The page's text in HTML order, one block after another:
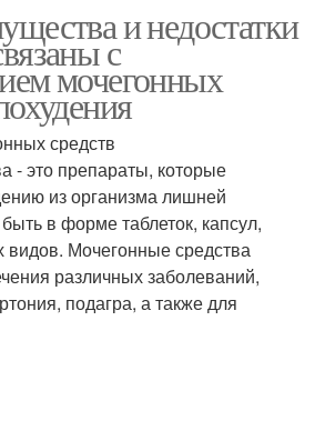
и недостатки
с
мочегонных
средств
- это препараты, которые
из организма лишней
в форме таблеток, капсул,
видов. Мочегонные средства
различных заболеваний,
подагра, а также для